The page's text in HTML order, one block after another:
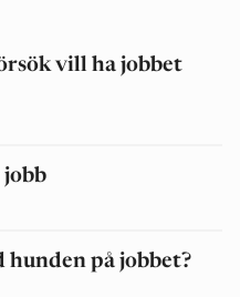
vill ha jobbet
jobb
hunden på jobbet?